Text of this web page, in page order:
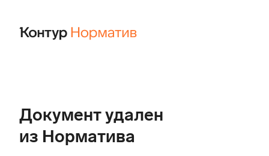
Документ удален
из Норматива